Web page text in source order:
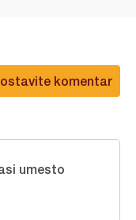
komentar
umesto